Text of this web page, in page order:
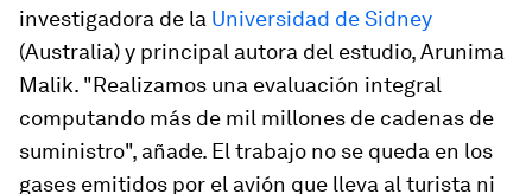
investigadora de la Universidad de Sidney
(Australia) y principal autora del estudio, Arunima
Malik. "Realizamos una evaluación integral
computando más de mil millones de cadenas de
suministro", añade. El trabajo no se queda en los
gases emitidos por el avión que lleva al turista ni